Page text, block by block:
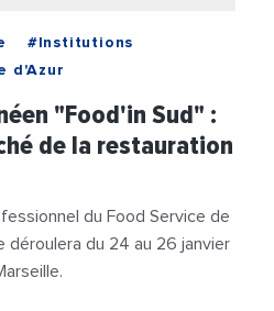
#Institutions
d'Azur
"Food'in Sud" :
de la restauration
du Food Service de
déroulera du 24 au 26 janvier